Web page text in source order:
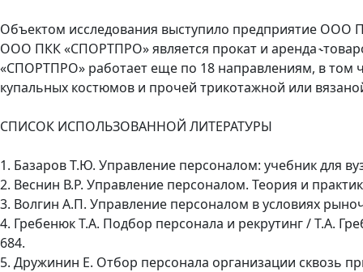
Объектом исследования выступило предприятие
ООО ПКК «СПОРТПРО» является прокат и аренда
«СПОРТПРО» работает еще по 18 направлениям, в том
купальных костюмов и прочей трикотажной или
СПИСОК ИСПОЛЬЗОВАННОЙ ЛИТЕРАТУРЫ
1. Базаров Т.Ю. Управление персоналом: учебник для
2. Веснин В.Р. Управление персоналом. Теория и
3. Волгин А.П. Управление персоналом в условиях
4. Гребенюк Т.А. Подбор персонала и рекрутинг / Т.А.
684.
5. Дружинин Е. Отбор персонала организации сквозь